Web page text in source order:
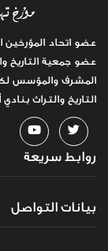
عضو اتحاد المؤرخين
عضو جمعية التاريخ
المشرف والمؤسس
التاريخ والتراث بنادي
روابط سريعة
بيانات التواصل